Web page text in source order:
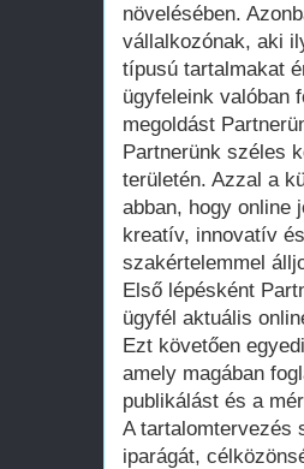
növelésében.
vállalkozónak, aki
típusú tartalmakat
ügyfeleink valóban
megoldást
Partnerünk széles
területén. Azzal a
abban, hogy online
kreatív, innovatív
szakértelemmel
Első lépésként
ügyfél aktuális
Ezt követően
amely magában
publikálást és a
A tartalomtervezés
iparágát,